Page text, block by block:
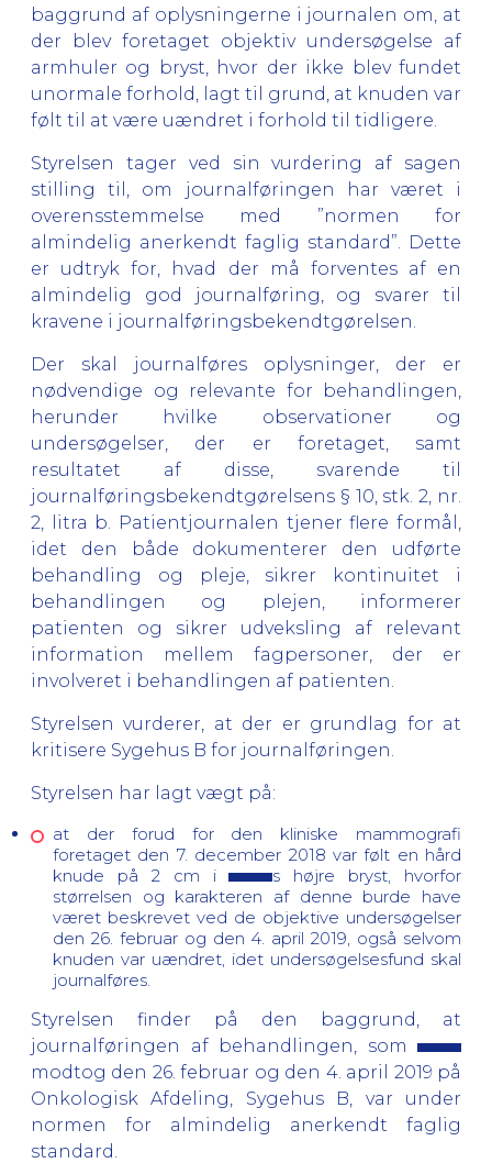
baggrund af oplysningerne i journalen om, at
der blev foretaget objektiv undersøgelse af
armhuler og bryst, hvor der ikke blev fundet
unormale forhold, lagt til grund, at knuden var
følt til at være uændret i forhold til tidligere.
Styrelsen tager ved sin vurdering af sagen
stilling til, om journalføringen har været i
overensstemmelse med ”normen for
almindelig anerkendt faglig standard”. Dette
er udtryk for, hvad der må forventes af en
almindelig god journalføring, og svarer til
kravene i journalføringsbekendtgørelsen.
Der skal journalføres oplysninger, der er
nødvendige og relevante for behandlingen,
herunder hvilke observationer og
undersøgelser, der er foretaget, samt
resultatet af disse, svarende til
journalføringsbekendtgørelsens § 10, stk. 2, nr.
2, litra b. Patientjournalen tjener flere formål,
idet den både dokumenterer den udførte
behandling og pleje, sikrer kontinuitet i
behandlingen og plejen, informerer
patienten og sikrer udveksling af relevant
information mellem fagpersoner, der er
involveret i behandlingen af patienten.
Styrelsen vurderer, at der er grundlag for at
kritisere Sygehus B for journalføringen.
Styrelsen har lagt vægt på:
at der forud for den kliniske mammografi
foretaget den 7. december 2018 var følt en hård
knude på 2 cm i
s højre bryst, hvorfor
størrelsen og karakteren af denne burde have
været beskrevet ved de objektive undersøgelser
den 26. februar og den 4. april 2019, også selvom
knuden var uændret, idet undersøgelsesfund skal
journalføres.
Styrelsen finder på den baggrund, at
journalføringen af behandlingen, som
modtog den 26. februar og den 4. april 2019 på
Onkologisk Afdeling, Sygehus B, var under
normen for almindelig anerkendt faglig
standard.